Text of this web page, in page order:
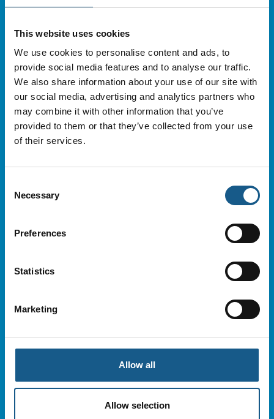
This website uses cookies
We use cookies to personalise content and ads, to
provide social media features and to analyse our traffic.
We also share information about your use of our site with
our social media, advertising and analytics partners who
may combine it with other information that you’ve
provided to them or that they’ve collected from your use
of their services.
Selection
Necessary
Preferences
Statistics
Marketing
Allow all
Allow selection
Kildevand
Morgencomplet frem til kl. 11.00
Diverse snacks/ slik
Et udvalg af kage/croissanter/ kanelsnegle
Udvalg af Sandwich heriblandt også vegetar
Desuden:
Tirsdag: Pulled pork burger
Torsdag: Pulled Pork burger
Åbningstider: 8.30-16.00 alle dage
Restaurant i Idrættens hus: